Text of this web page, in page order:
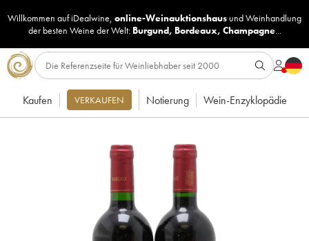
Willkommen auf iDealwine, online-Weinauktionshaus undWeinhandlung
der besten Weine der Welt: Burgund, Bordeaux, Champagne...
Kaufen VERKAUFEN Notierung Wein-Enzyklopädie